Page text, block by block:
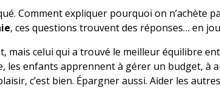
équilibre
Comment expliquer pourquoi on n’achète
, ces questions trouvent des réponses… en
mais celui qui a trouvé le meilleur équilibre
les enfants apprennent à gérer un budget, à
c’est bien. Épargner aussi. Aider les